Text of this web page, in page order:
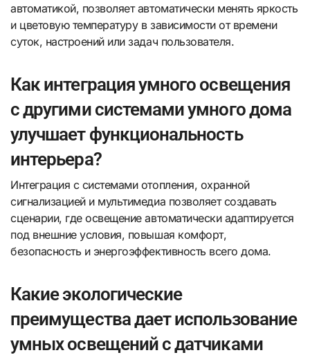
автоматикой, позволяет автоматически менять яркость
и цветовую температуру в зависимости от времени
суток, настроений или задач пользователя.
Как интеграция умного освещения
с другими системами умного дома
улучшает функциональность
интерьера?
Интеграция с системами отопления, охранной
сигнализацией и мультимедиа позволяет создавать
сценарии, где освещение автоматически адаптируется
под внешние условия, повышая комфорт,
безопасность и энергоэффективность всего дома.
Какие экологические
преимущества дает использование
умных освещений с датчиками